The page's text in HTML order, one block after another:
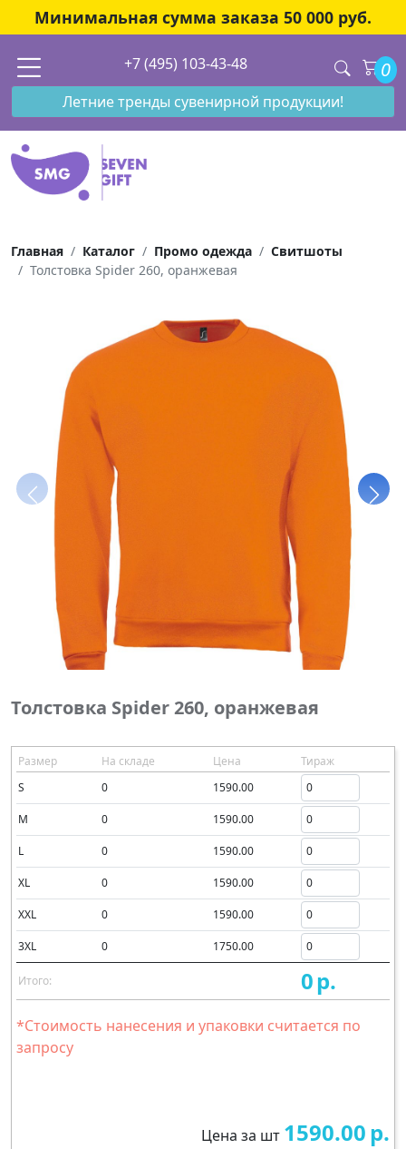
Минимальная сумма заказа 50 000 руб.
+7 (495) 103-43-48 0
Летние тренды сувенирной продукции!
Главная Каталог Промо одежда
Свитшоты
Толстовка Spider 260, оранжевая
Толстовка Spider 260, оранжевая
Размер На складе Цена
Тираж
S
0 1590.00
M 0 1590.00
L 0 1590.00
XL 0 1590.00
XXL 0 1590.00
3XL 0 1750.00
Итого: 0р.
*Стоимость нанесения и упаковки считается по
запросу
Цена за шт 1590.00р.